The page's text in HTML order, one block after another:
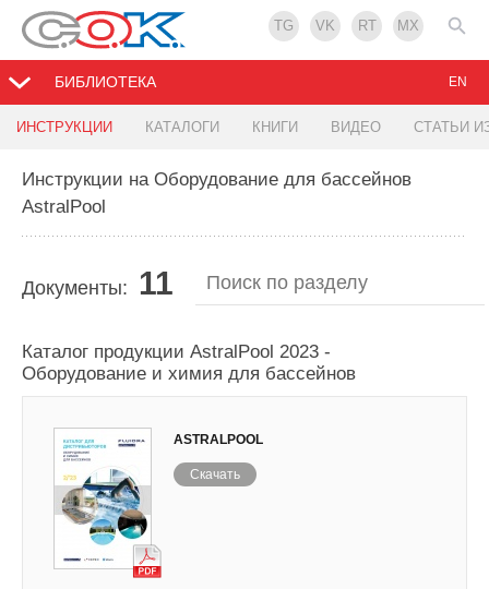
TG VK RT MX
БИБЛИОТЕКА
ИНСТРУКЦИИ КАТАЛОГИ КНИГИ ВИДЕО СТАТЬИ
EN
Инструкции на Оборудование для бассейнов
AstralPool
Документы: 11
Каталог продукции AstralPool 2023 -
Оборудование и химия для бассейнов
ASTRALPOOL
Скачать